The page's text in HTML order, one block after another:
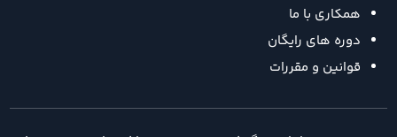
همکاری با ما
دوره های رایگان
قوانین و مقررات